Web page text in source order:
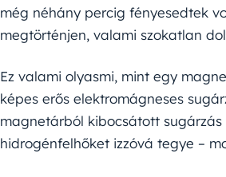
még néhány percig fényesedtek
megtörténjen, valami szokatlan
Ez valami olyasmi, mint egy
képes erős elektromágneses
magnetárból kibocsátott
hidrogénfelhőket izzóvá tegye –